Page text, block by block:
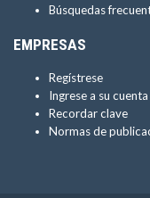
Búsquedas
EMPRESAS
Regístrese
Ingrese a su cuenta
Recordar clave
Normas de